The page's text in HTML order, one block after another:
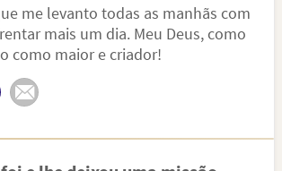
me levanto todas as manhãs com
mais um dia. Meu Deus, como
como maior e criador!